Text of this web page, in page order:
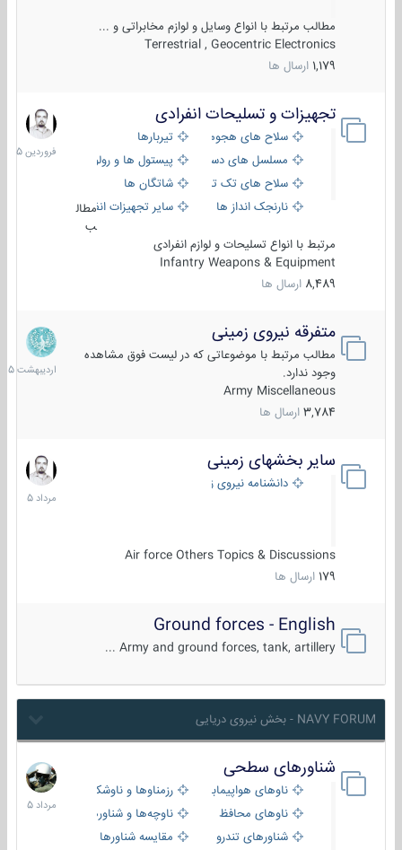
مطالب مرتبط با انواع وسایل و لوازم مخابراتی و ...
Terrestrial , Geocentric Electronics
1,179 ارسال ها
تجهیزات و تسلیحات انفرادی
سلاح های هجومی
تیربارها
مسلسل های دستی
پیستول ها و رولورها
سلاح های تک تیر اندازیشاتگان ها
نارنجک انداز ها
سایر تجهیزات انفرادی
مطال
ب
مرتبط با انواع تسلیحات و لوازم انفرادی
Infantry Weapons & Equipment
8,489 ارسال ها
17
فروردین
1405
متفرقه نیروی زمینی
مطالب مرتبط با موضوعاتی که در لیست فوق مشاهده
وجود ندارد.
Army Miscellaneous
3,784 ارسال ها
27
1405
سایر بخشهای زمینی
دانشنامه نیروی زمینی
Air force Others Topics & Discussions
179 ارسال ها
9
مرداد
1405
Ground forces - English
Army and ground forces, tank, artillery ...
NAVY FORUM - بخش نیروی دریایی
شناورهای سطحی
ناوهای هواپیمابر و بالگرد بررزمناوها و ناوشکن‌ها
ناوهای محافظ
ناوچه‌ها و شناورهای گشتی
شناورهای تندرو
مقایسه شناورها
2
مرداد
1405